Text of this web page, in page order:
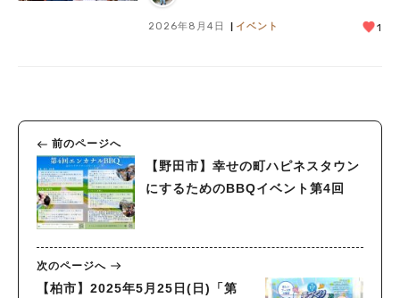
2026年8月4日 イベント 1
前のページへ
【野田市】幸せの町ハピネスタウン
にするためのBBQイベント第4回
次のページへ
【柏市】2025年5月25日(日)「第